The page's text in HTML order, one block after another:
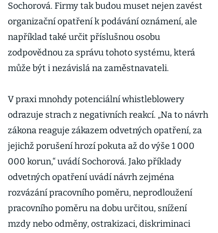
Sochorová. Firmy tak budou muset nejen zavést
organizační opatření k podávání oznámení, ale
například také určit příslušnou osobu
zodpovědnou za správu tohoto systému, která
může být i nezávislá na zaměstnavateli.
V praxi mnohdy potenciální whistleblowery
odrazuje strach z negativních reakcí. „Na to návrh
zákona reaguje zákazem odvetných opatření, za
jejichž porušení hrozí pokuta až do výše 1 000
000 korun,“ uvádí Sochorová. Jako příklady
odvetných opatření uvádí návrh zejména
rozvázání pracovního poměru, neprodloužení
pracovního poměru na dobu určitou, snížení
mzdy nebo odměny, ostrakizaci, diskriminaci